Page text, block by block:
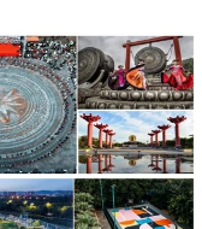
gian chức năng.
không chỉ tạo
ưu ánh sáng và
dân có thể sử